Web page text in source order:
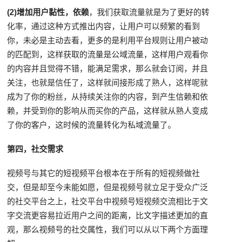
(2)增加用户黏性，依赖，我们获取流量就是为了更好的转
化率，通过这种方式推出内容，让用户可以频繁的看到
你，未必是主动去看，更多的是利用平台规则让用户被动
的匹配到，这样获取的流量是公域流量，这样用户观看你
的内容并且觉得不错，能满足需求，那么就会订阅，并且
关注，也就是信任了，这样就间接形成了熟人，这样呢就
成为了你的粉丝，从持续关注你的内容，到产生信赖和依
赖，并受到你的影响从而买你的产品，这样就从熟人变成
了你的客户，这时候的流量转化为私域流量了。
第四，社交需求
视频号与其它的短视频平台根本在于所有的短视频做社
交，但是却至今未能如愿，但是视频号就立足于受众广泛
的社交平台之上，社交平台中视频号短视频交流相比于文
字交流更容易拉近用户之间的距离，比文字描述更加的直
观，那么视频号的社交属性，我们可以从以下两个方面理